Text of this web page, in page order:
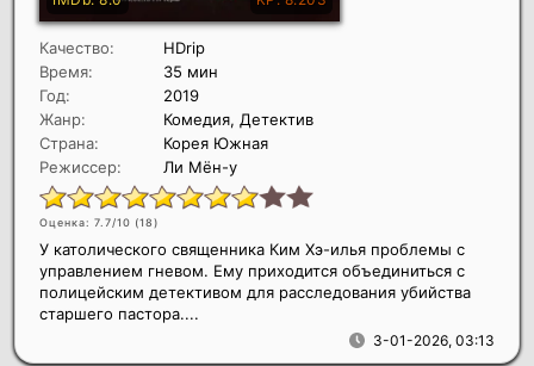
Качество:
HDrip
Время:
35 мин
Год:
2019
Жанр:
Комедия, Детектив
Страна:
Корея Южная
Режиссер:
Ли Мён-у
Оценка: 7.7/10 (18)
3-01-2026, 03:13
У католического священника Ким Хэ-илья проблемы с
управлением гневом. Ему приходится объединиться с
полицейским детективом для расследования убийства
старшего пастора....